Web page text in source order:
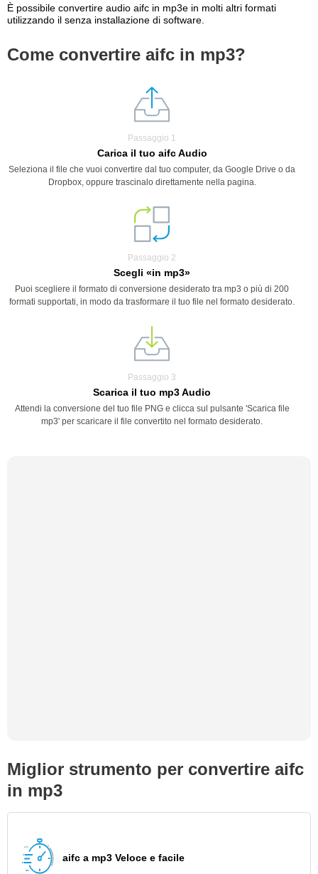
È possibile convertire audio aifc in mp3e in molti altri formati
utilizzando il senza installazione di software.
Come convertire aifc in mp3?
Passaggio 1
Carica il tuo aifc Audio
Seleziona il file che vuoi convertire dal tuo computer, da Google Drive o da
Dropbox, oppure trascinalo direttamente nella pagina.
Passaggio 2
Scegli «in mp3»
Puoi scegliere il formato di conversione desiderato tra mp3 o più di 200
formati supportati, in modo da trasformare il tuo file nel formato desiderato.
Passaggio 3
Scarica il tuo mp3 Audio
Attendi la conversione del tuo file PNG e clicca sul pulsante 'Scarica file
mp3' per scaricare il file convertito nel formato desiderato.
Miglior strumento per convertire aifc
in mp3
aifc a mp3 Veloce e facile